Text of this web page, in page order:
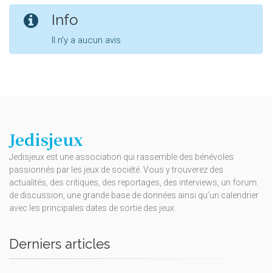
Info
Il n'y a aucun avis
Jedisjeux
Jedisjeux est une association qui rassemble des bénévoles
passionnés par les jeux de société. Vous y trouverez des
actualités, des critiques, des reportages, des interviews, un forum
de discussion, une grande base de données ainsi qu’un calendrier
avec les principales dates de sortie des jeux.
Derniers articles